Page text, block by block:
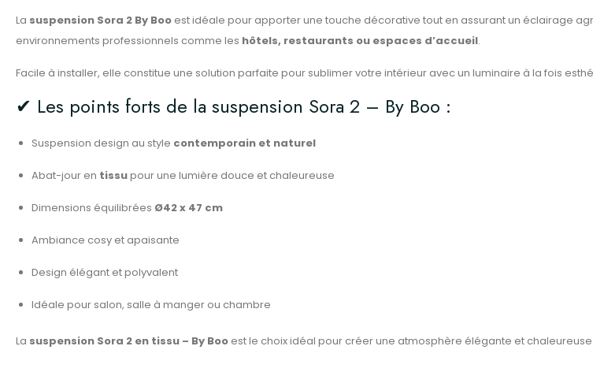
La suspension Sora 2 By Boo est idéale pour apporter une touche décorative tout en assurant un éclairage
environnements professionnels comme les hôtels, restaurants ou espaces d’accueil.
Facile à installer, elle constitue une solution parfaite pour sublimer votre intérieur avec un luminaire à la fois
✔ Les points forts de la suspension Sora 2 – By Boo :
Suspension design au style contemporain et naturel
Abat-jour en tissupour une lumière douce et chaleureuse
Dimensions équilibrées Ø42 x 47 cm
Ambiance cosy et apaisante
Design élégant et polyvalent
Idéale pour salon, salle à manger ou chambre
La suspension Sora 2 en tissu – By Boo est le choix idéal pour créer une atmosphère élégante et